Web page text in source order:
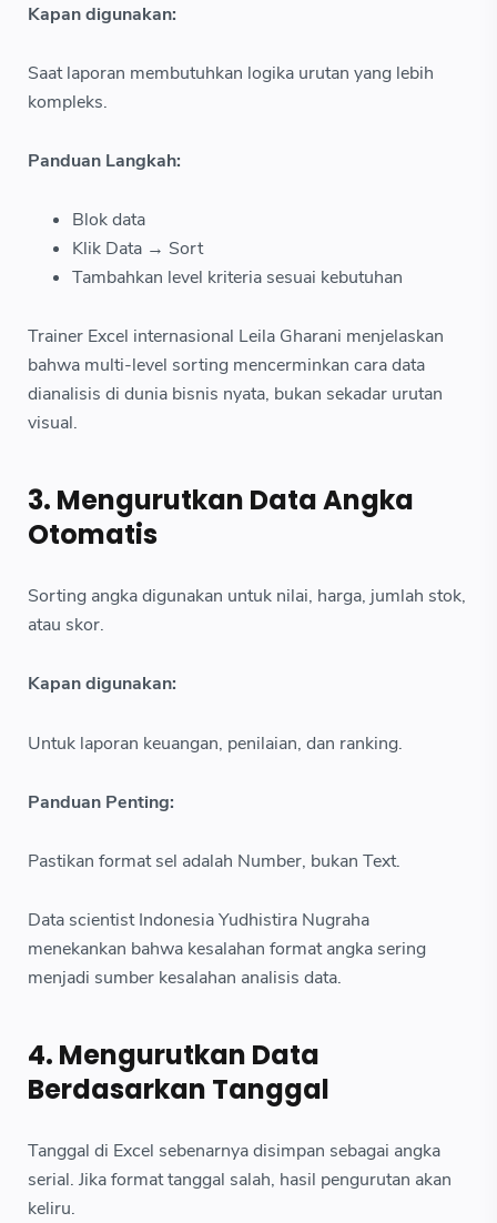
Kapan digunakan:
Saat laporan membutuhkan logika urutan yang lebih
kompleks.
Panduan Langkah:
Blok data
Klik Data → Sort
Tambahkan level kriteria sesuai kebutuhan
Trainer Excel internasional Leila Gharani menjelaskan
bahwa multi-level sorting mencerminkan cara data
dianalisis di dunia bisnis nyata, bukan sekadar urutan
visual.
3. Mengurutkan Data Angka
Otomatis
Sorting angka digunakan untuk nilai, harga, jumlah stok,
atau skor.
Kapan digunakan:
Untuk laporan keuangan, penilaian, dan ranking.
Panduan Penting:
Pastikan format sel adalah Number, bukan Text.
Data scientist Indonesia Yudhistira Nugraha
menekankan bahwa kesalahan format angka sering
menjadi sumber kesalahan analisis data.
4. Mengurutkan Data
Berdasarkan Tanggal
Tanggal di Excel sebenarnya disimpan sebagai angka
serial. Jika format tanggal salah, hasil pengurutan akan
keliru.